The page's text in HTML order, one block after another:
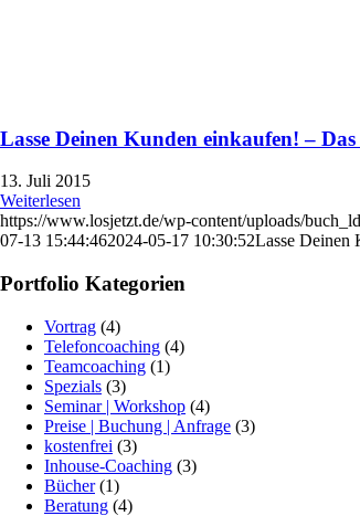
Lasse Deinen Kunden einkaufen! –
13. Juli 2015
Weiterlesen
https://www.losjetzt.de/wp-content/uploads/
07-13 15:44:462024-05-17 10:30:52Lasse Deinen
Portfolio Kategorien
Vortrag (4)
Telefoncoaching (4)
Teamcoaching (1)
Spezials (3)
Seminar | Workshop (4)
Preise | Buchung | Anfrage (3)
kostenfrei (3)
Inhouse-Coaching (3)
Bücher(1)
Beratung (4)